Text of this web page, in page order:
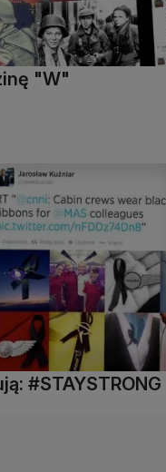
"W"
#STAYSTRONG